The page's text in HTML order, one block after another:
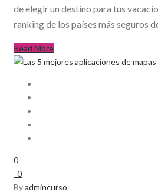
de elegir un destino para tus
ranking de los países más seguros
Read More
0
0
Byadmincurso